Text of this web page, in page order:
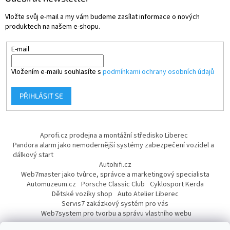
Vložte svůj e-mail a my vám budeme zasílat informace o nových
produktech na našem e-shopu.
E-mail
Vložením e-mailu souhlasíte s podmínkami ochrany osobních údajů
PŘIHLÁSIT SE
Aprofi.cz prodejna a montážní středisko Liberec
Pandora alarm jako nemodernější systémy zabezpečení vozidel a
dálkový start
Autohifi.cz
Web7master jako tvůrce, správce a marketingový specialista
Automuzeum.cz Porsche Classic Club Cyklosport Kerda
Dětské vozíky shop Auto Atelier Liberec
Servis7 zakázkový systém pro vás
Web7system pro tvorbu a správu vlastního webu